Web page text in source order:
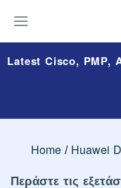
Latest Cisco, PMP,
Home Huawei
Περάστε τις